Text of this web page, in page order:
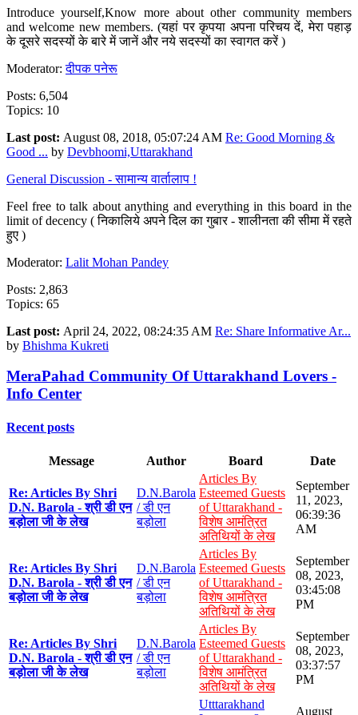
Introduce yourself,Know more about other community members
and welcome new members. (यहां पर कृपया अपना परिचय दें, मेरा पहाड़
के दूसरे सदस्यों के बारे में जानें और नये सदस्यों का स्वागत करें )
Moderator:दीपक पनेरू
Posts: 6,504
Topics: 10
Last post: August 08, 2018, 05:07:24 AM Re: Good Morning &
Good ... by Devbhoomi,Uttarakhand
General Discussion - सामान्य वार्तालाप !
Feel free to talk about anything and everything in this board in the
limit of decency ( निकालिये अपने दिल का गुबार - शालीनता की सीमा में रहते
हुए )
Moderator: Lalit Mohan Pandey
Posts: 2,863
Topics: 65
Last post: April 24, 2022, 08:24:35 AM Re: Share Informative Ar...
by Bhishma Kukreti
MeraPahad Community Of Uttarakhand Lovers -
Info Center
Recent posts
Message Author Board Date
Re: Articles By Shri
D.N. Barola - श्री डी एन
बड़ोला जी के लेख
D.N.Barola
/ डी एन
बड़ोला
Articles By
Esteemed Guests
of Uttarakhand -
विशेष आमंत्रित
अतिथियों के लेख
September
11, 2023,
06:39:36
AM
Re: Articles By Shri
D.N. Barola - श्री डी एन
बड़ोला जी के लेख
D.N.Barola
/ डी एन
बड़ोला
Articles By
Esteemed Guests
of Uttarakhand -
विशेष आमंत्रित
अतिथियों के लेख
September
08, 2023,
03:45:08
PM
Re: Articles By Shri
D.N. Barola - श्री डी एन
बड़ोला जी के लेख
D.N.Barola
/ डी एन
बड़ोला
Articles By
Esteemed Guests
of Uttarakhand -
विशेष आमंत्रित
अतिथियों के लेख
September
08, 2023,
03:37:57
PM
Utttarakhand
August